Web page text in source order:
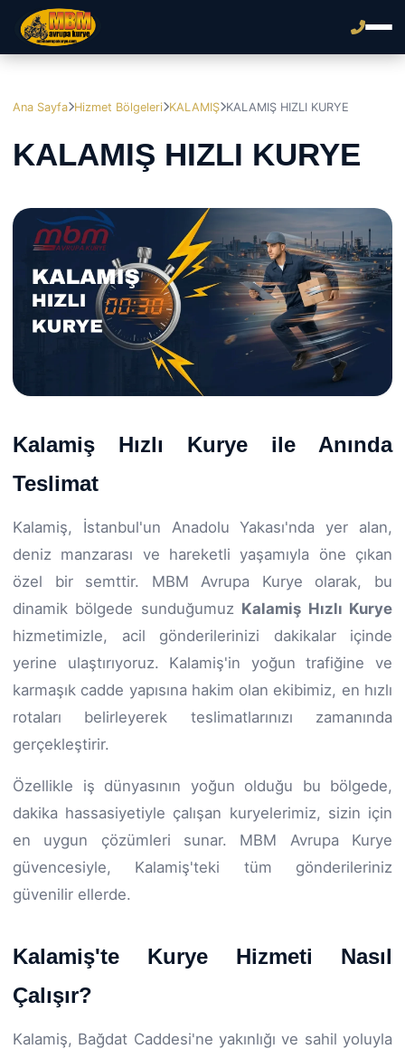
Ana Sayfa Hizmet Bölgeleri KALAMIŞ KALAMIŞ HIZLI KURYE
KALAMIŞ HIZLI KURYE
Kalamiş Hızlı Kurye ile Anında
Teslimat
Kalamiş, İstanbul'un Anadolu Yakası'nda yer alan,
deniz manzarası ve hareketli yaşamıyla öne çıkan
özel bir semttir. MBM Avrupa Kurye olarak, bu
dinamik bölgede sunduğumuz Kalamiş Hızlı Kurye
hizmetimizle, acil gönderilerinizi dakikalar içinde
yerine ulaştırıyoruz. Kalamiş'in yoğun trafiğine ve
karmaşık cadde yapısına hakim olan ekibimiz, en hızlı
rotaları belirleyerek teslimatlarınızı zamanında
gerçekleştirir.
Özellikle iş dünyasının yoğun olduğu bu bölgede,
dakika hassasiyetiyle çalışan kuryelerimiz, sizin için
en uygun çözümleri sunar. MBM Avrupa Kurye
güvencesiyle, Kalamiş'teki tüm gönderileriniz
güvenilir ellerde.
Kalamiş'te Kurye Hizmeti Nasıl
Çalışır?
Kalamiş, Bağdat Caddesi'ne yakınlığı ve sahil yoluyla